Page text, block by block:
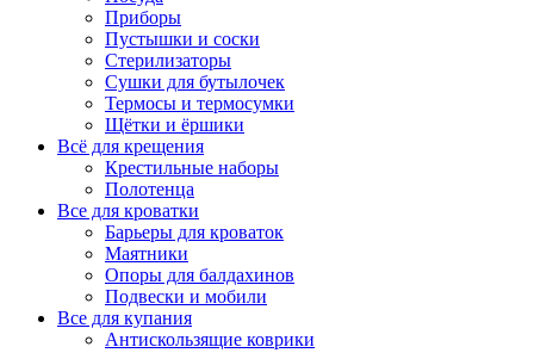
Приборы
Пустышки и соски
Стерилизаторы
Сушки для бутылочек
Термосы и термосумки
Щётки и ёршики
Всё для крещения
Крестильные наборы
Полотенца
Все для кроватки
Барьеры для кроваток
Маятники
Опоры для балдахинов
Подвески и мобили
Все для купания
Антискользящие коврики